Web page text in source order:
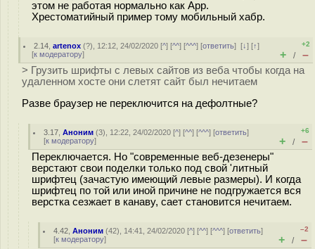
этом не работая нормально как App.
Хрестоматийный пример тому мобильный хабр.
2.14 ,artenox (?), 12:12, 24/02/2020 [^] [^^] [^^^] [ответить][↓] [↑]
[к модератору]
+2
+ / –
> Грузить шрифты с левых сайтов из веба чтобы когда на
удаленном хосте они слетят сайт был нечитаем
Разве браузер не переключится на дефолтные?
3.17 ,Аноним (3), 12:22, 24/02/2020 [^] [^^] [^^^] [ответить]
[к модератору]
+6
+ / –
Переключается. Но "современные веб-дезенеры"
верстают свои поделки только под свой 'литный
шрифтец (зачастую имеющий левые размеры). И когда
шрифтец по той или иной причине не подгружается вся
верстка сезжает в канаву, сает становится нечитаем.
4.42 ,Аноним (42), 14:41, 24/02/2020 [^] [^^] [^^^] [ответить]
[к модератору]
–2
+ / –